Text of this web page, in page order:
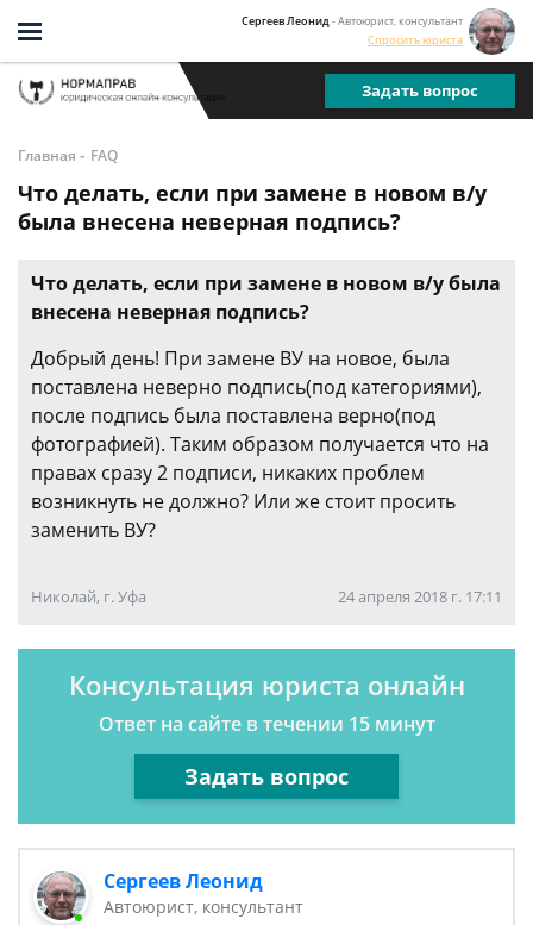
Сергеев Леонид - Автоюрист, консультант
Спросить юриста
Задать вопрос
Главная - FAQ
Что делать, если при замене в новом в/у
была внесена неверная подпись?
Что делать, если при замене в новом в/у была
внесена неверная подпись?
Добрый день! При замене ВУ на новое, была
поставлена неверно подпись(под категориями),
после подпись была поставлена верно(под
фотографией). Таким образом получается что на
правах сразу 2 подписи, никаких проблем
возникнуть не должно? Или же стоит просить
заменить ВУ?
Николай, г. Уфа 24 апреля 2018 г. 17:11
Консультация юриста онлайн
Ответ на сайте в течении 15 минут
Задать вопрос
Сергеев Леонид
Автоюрист, консультант